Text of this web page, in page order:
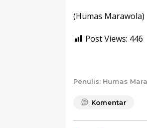
(Humas Marawola)
Post Views: 446
Penulis: Humas
Komentar